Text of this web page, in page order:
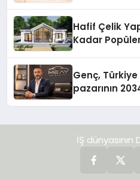
Hafif Çelik
Kadar
Genç,
pazarının
İŞ